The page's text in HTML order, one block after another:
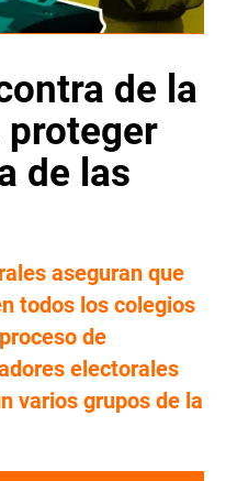
de la
de las
aseguran que
todos los colegios
de
electorales
varios grupos de la